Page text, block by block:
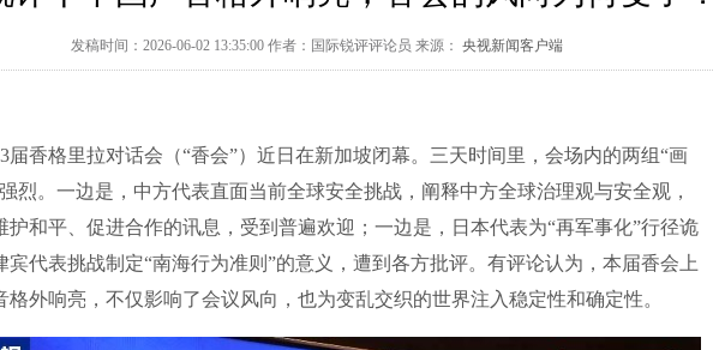
发稿时间：2026-06-02 13:35:00 作者：国际锐评评论员 来源： 央视新闻客户端
格里拉对话会（“香会”）近日在新加坡闭幕。三天时间里，会场内的两组“画
烈。一边是，中方代表直面当前全球安全挑战，阐释中方全球治理观与安全观，
护和平、促进合作的讯息，受到普遍欢迎；一边是，日本代表为“再军事化”行径诡
宾代表挑战制定“南海行为准则”的意义，遭到各方批评。有评论认为，本届香会上
格外响亮，不仅影响了会议风向，也为变乱交织的世界注入稳定性和确定性。